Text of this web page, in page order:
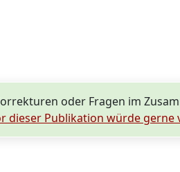
oder Fragen im
dieser Publikation würde gerne